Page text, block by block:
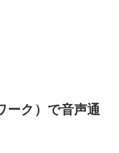
ク）で音声通